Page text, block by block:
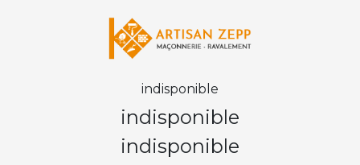
indisponible
indisponible
indisponible